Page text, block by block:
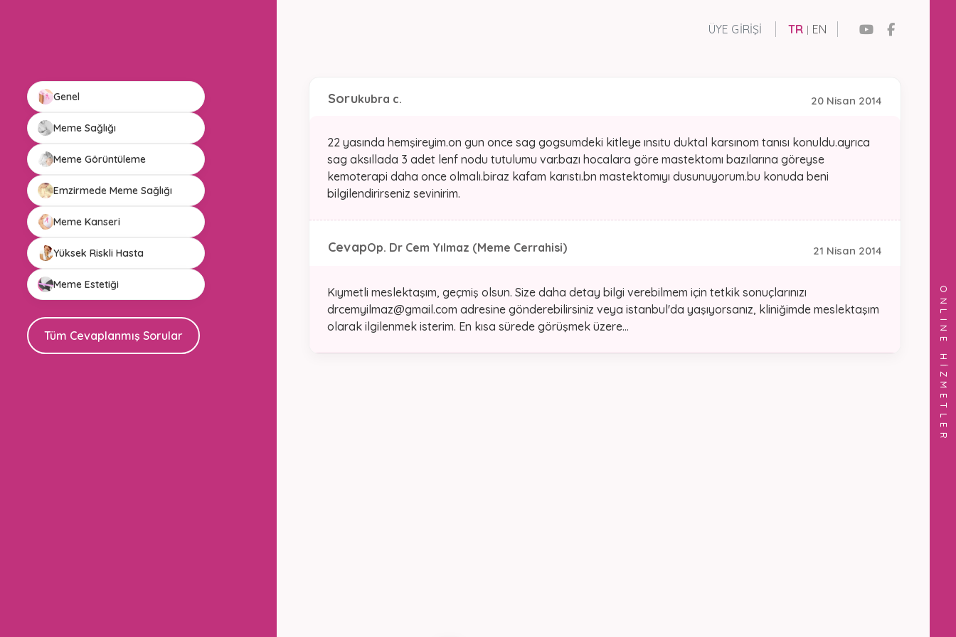
ÜYE GIRIŞI TR | EN
ONLINE HİZMETLER
Genel
Meme Sağlığı
Meme Görüntüleme
Emzirmede Meme Sağlığı
Meme Kanseri
Yüksek Riskli Hasta
Meme Estetiği
Tüm Cevaplanmış Sorular
20 Nisan 2014
Sorukubra c.
22 yasında hemşireyim.on gun once sag gogsumdeki kitleye ınsıtu duktal karsınom tanısı konuldu.ayrıca
sag aksıllada 3 adet lenf nodu tutulumu var.bazı hocalara göre mastektomı bazılarına göreyse
kemoterapi daha once olmalı.biraz kafam karıstı.bn mastektomıyı dusunuyorum.bu konuda beni
bilgilendirirseniz sevinirim.
21 Nisan 2014
CevapOp. Dr Cem Yılmaz (Meme Cerrahisi)
Kıymetli meslektaşım, geçmiş olsun. Size daha detay bilgi verebilmem için tetkik sonuçlarınızı
drcemyilmaz@gmail.com adresine gönderebilirsiniz veya istanbul'da yaşıyorsanız, kliniğimde meslektaşım
olarak ilgilenmek isterim. En kısa sürede görüşmek üzere...